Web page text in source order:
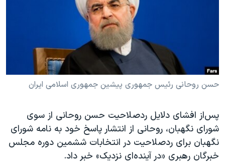
علم و فناوری
اسرائیل در جنگ
آرشیو پخش زنده
انتخابات ریاست جمهوری آمریکا ۲۰۲۴
حمله جمهوری اسلامی به اسرائیل
رمز مهسا
ورزش زنان در ایران
مجموعه مستندهای دادخواهی
تریبونال مردمی آبان ۹۸
دادگاه حمید نوری
زبانهای مختلف
حسن روحانی رئیس جمهوری پیشین جمهوری اسلامی ایران
پس‌از افشای دلایل ردصلاحیت حسن روحانی از سوی
شورای نگهبان، روحانی از انتشار پاسخ خود به نامه شورای
نگهبان برای ردصلاحیت در انتخابات ششمین دوره مجلس
خبرگان رهبری «در آینده‌ای نزدیک» خبر داد.